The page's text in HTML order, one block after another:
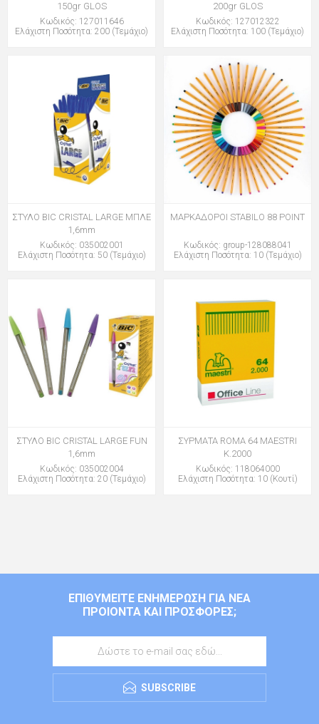
150gr GLOS
Κωδικός: 127011646
Ελάχιστη Ποσότητα: 200 (Τεμάχιο)
200gr GLOS
Κωδικός: 127012322
Ελάχιστη Ποσότητα: 100 (Τεμάχιο)
ΣΤΥΛΟ BIC CRISTAL LARGE ΜΠΛΕ
1,6mm
Κωδικός: 035002001
Ελάχιστη Ποσότητα: 50 (Τεμάχιο)
ΜΑΡΚΑΔΟΡΟΙ STABILO 88 POINT
Κωδικός: group-128088041
Ελάχιστη Ποσότητα: 10 (Τεμάχιο)
ΣΤΥΛΟ BIC CRISTAL LARGE FUN
1,6mm
Κωδικός: 035002004
Ελάχιστη Ποσότητα: 20 (Τεμάχιο)
ΣΥΡΜΑΤΑ ROMA 64 MAESTRI
Κ.2000
Κωδικός: 118064000
Ελάχιστη Ποσότητα: 10 (Κουτί)
ΕΠΙΘΥΜΕΊΤΕ ΕΝΗΜΈΡΩΣΗ ΓΙΑ ΝΈΑ
ΠΡΟΙΌΝΤΑ ΚΑΙ ΠΡΟΣΦΟΡΈΣ;
SUBSCRIBE